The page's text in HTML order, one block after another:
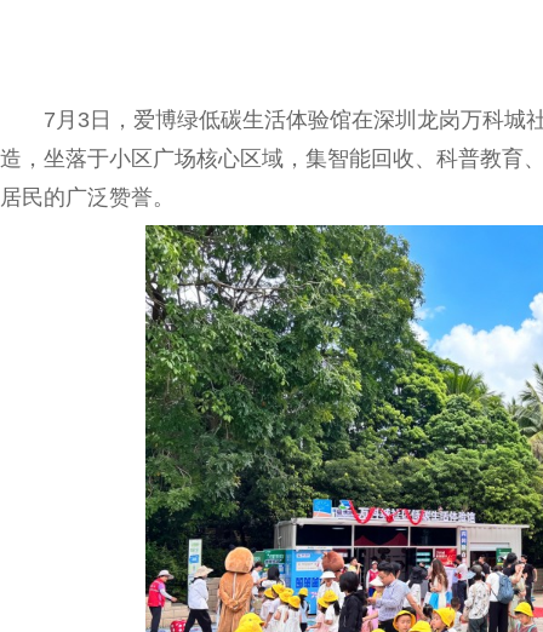
7月3日， 爱博绿低碳生活体验馆在深圳龙岗万科城
造，坐落于小区广场核心区域，集智能回收、科普教育
居民的广泛赞誉。